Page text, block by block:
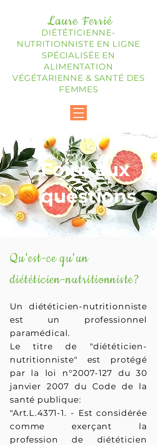
DIÉTÉTICIENNE-
NUTRITIONNISTE EN LIGNE
SPÉCIALISÉE EN
ALIMENTATION
VÉGÉTARIENNE & SANTÉ DES
FEMMES
Laure Ferrié
Foire aux
questions
Qu'est-ce qu'un
diététicien-nutritionniste?
Un diététicien-nutritionniste
est un professionnel
paramédical.
Le titre de "diététicien-
nutritionniste" est protégé
par la loi n°2007-127 du 30
janvier 2007 du Code de la
santé publique:
"Art.L.4371-1. - Est considérée
comme exerçant la
profession de diététicien